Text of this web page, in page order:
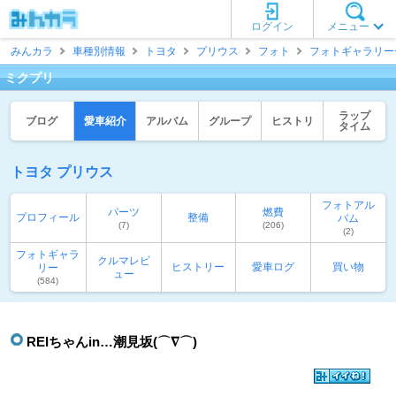
メニュー
ログイン
みんカラ
車種別情報 トヨタ プリウス フォト フォトギャラリ
ミクプリ
ブログ 愛車紹介 アルバム グループ ヒストリ
ラップ
タイム
トヨタ プリウス
プロフィール パーツ
(7)
整備 燃費
(206)
フォトアル
バム
(2)
フォトギャラ
リー
(584)
クルマレビ
ュー
ヒストリー 愛車ログ 買い物
REIちゃんin…潮見坂(⌒∇⌒)